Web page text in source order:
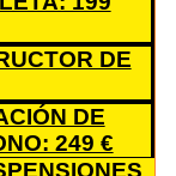
DE
DE
249 €